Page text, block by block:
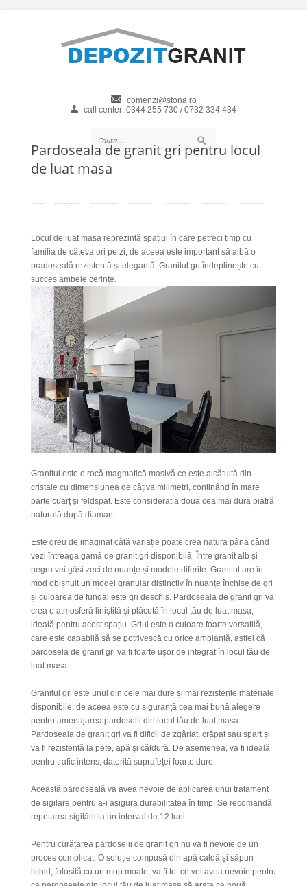
comenzi@stona.ro
call center: 0344 255 730 / 0732 334 434
Pardoseala de granit gri pentru locul
de luat masa
Locul de luat masa reprezintă spațiul în care petreci timp cu
familia de câteva ori pe zi, de aceea este important să aibă o
pradoseală rezistentă și elegantă. Granitul gri îndeplinește cu
succes ambele cerințe.
Granitul este o rocă magmatică masivă ce este alcătuită din
cristale cu dimensiunea de câțiva milimetri, conținând în mare
parte cuarț și feldspat. Este considerat a doua cea mai dură piatră
naturală după diamant.
Este greu de imaginat câtă variație poate crea natura până când
vezi întreaga gamă de granit gri disponibilă. Între granit alb și
negru vei găsi zeci de nuanțe și modele diferite. Granitul are în
mod obișnuit un model granular distinctiv în nuanțe închise de gri
și culoarea de fundal este gri deschis. Pardoseala de granit gri va
crea o atmosferă liniștită și plăcută în locul tău de luat masa,
ideală pentru acest spațiu. Griul este o culoare foarte versatilă,
care este capabilă să se potrivescă cu orice ambianță, astfel că
pardosela de granit gri va fi foarte ușor de integrat în locul tău de
luat masa.
Granitul gri este unul din cele mai dure și mai rezistente materiale
disponibile, de aceea este cu siguranță cea mai bună alegere
pentru amenajarea pardoselii din locul tău de luat masa.
Pardoseala de granit gri va fi dificil de zgâriat, crăpat sau spart și
va fi rezistentă la pete, apă și căldură. De asemenea, va fi ideală
pentru trafic intens, datorită suprafeței foarte dure.
Această pardoseală va avea nevoie de aplicarea unui tratament
de sigilare pentru a-i asigura durabilitatea în timp. Se recomandă
repetarea sigilării la un interval de 12 luni.
Pentru curățarea pardoselii de granit gri nu va fi nevoie de un
proces complicat. O soluție compusă din apă caldă și săpun
lichid, folosită cu un mop moale, va fi tot ce vei avea nevoie pentru